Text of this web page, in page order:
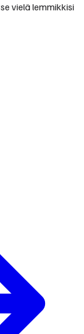
vielä lemmikkisi